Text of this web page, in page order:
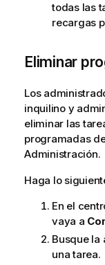
todas las
recargas
Eliminar
Los
inquilino y
eliminar las
programadas
Administración.
Haga lo
En el
vaya a
Busque la
una tarea.